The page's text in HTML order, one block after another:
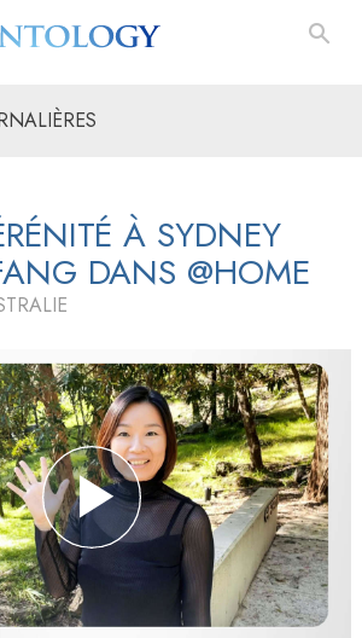
À SYDNEY
DANS @HOME